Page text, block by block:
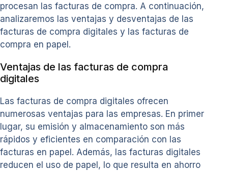
procesan las facturas de compra. A continuación,
analizaremos las ventajas y desventajas de las
facturas de compra digitales y las facturas de
compra en papel.
Ventajas de las facturas de compra
digitales
Las facturas de compra digitales ofrecen
numerosas ventajas para las empresas. En primer
lugar, su emisión y almacenamiento son más
rápidos y eficientes en comparación con las
facturas en papel. Además, las facturas digitales
reducen el uso de papel, lo que resulta en ahorro